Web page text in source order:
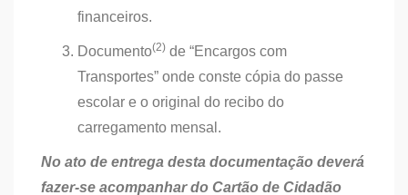
financeiros.
Documento(2) de “Encargos com
Transportes” onde conste cópia do passe
escolar e o original do recibo do
carregamento mensal.
No ato de entrega desta documentação deverá
fazer-se acompanhar do Cartão de Cidadão